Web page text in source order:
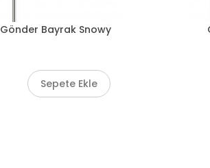
Gönder Bayrak Snowy
Sepete Ekle